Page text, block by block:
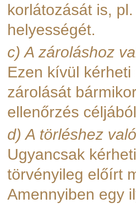
korlátozását is,
helyességét.
c) A zároláshoz
Ezen kívül
zárolását
ellenőrzés
d) A törléshez
Ugyancsak
törvényileg előírt
Amennyiben egy